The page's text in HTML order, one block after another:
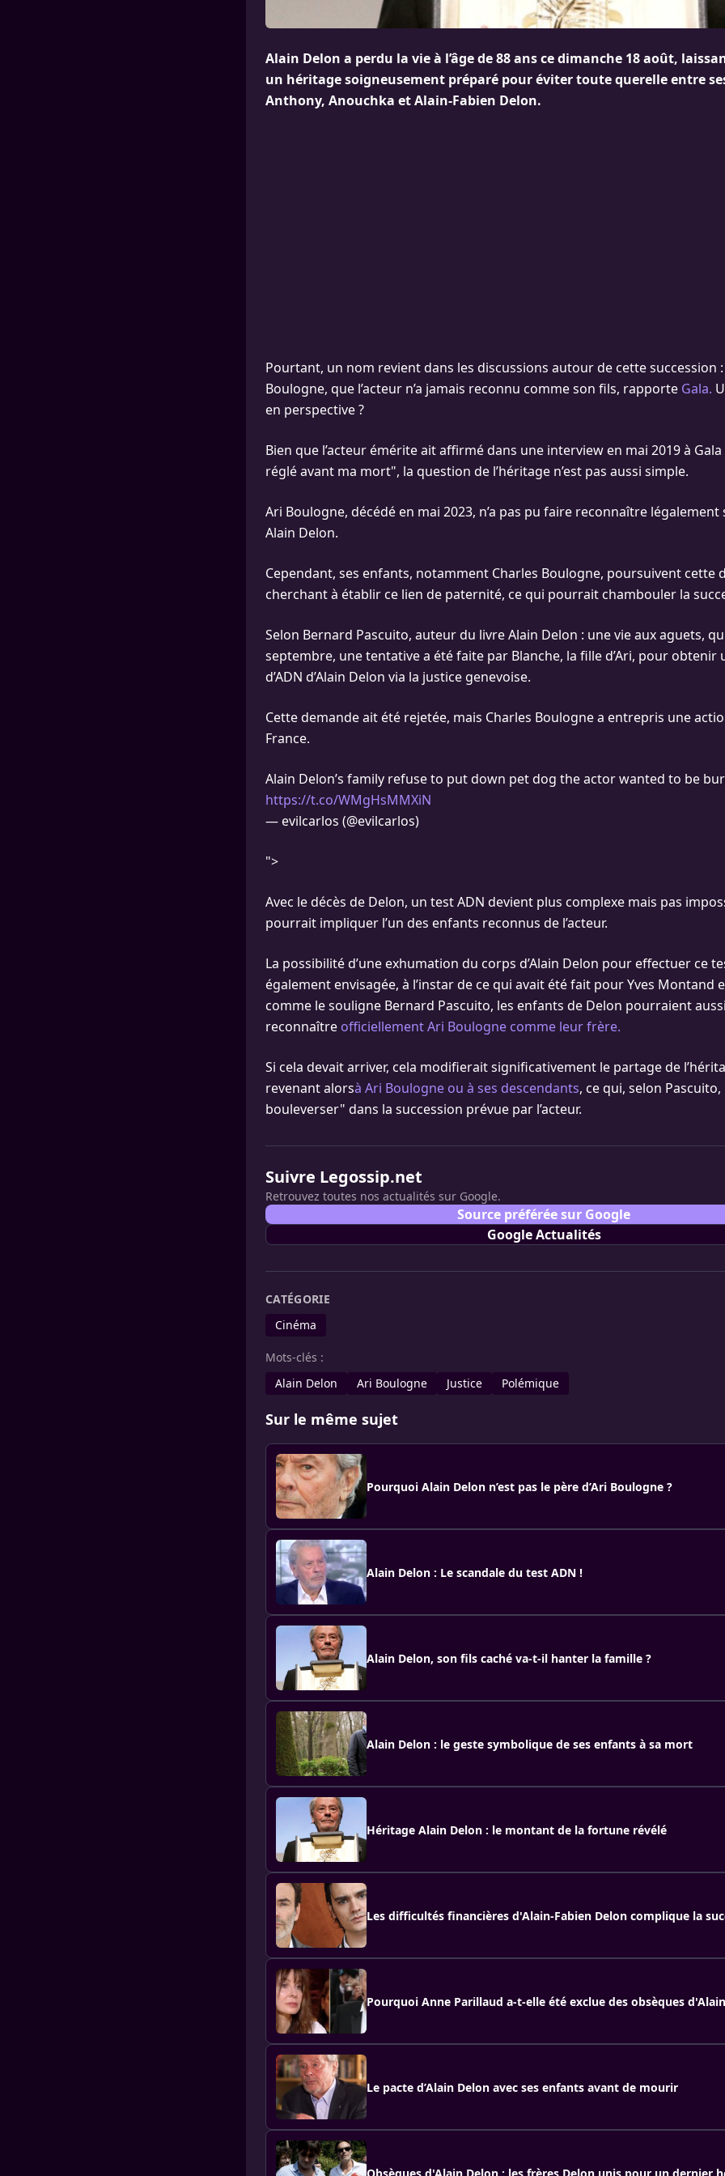
Alain Delon a perdu la vie à l’âge de 88 ans ce dimanche 18 août,
un héritage soigneusement préparé pour éviter toute querelle entre
Anthony, Anouchka et Alain-Fabien Delon.
Pourtant, un nom revient dans les discussions autour de cette succession :
Boulogne, que l’acteur n’a jamais reconnu comme son fils, rapporte Gala.
en perspective ?
Bien que l’acteur émérite ait affirmé dans une interview en mai 2019 à
réglé avant ma mort", la question de l’héritage n’est pas aussi simple.
Ari Boulogne, décédé en mai 2023, n’a pas pu faire reconnaître légalement
Alain Delon.
Cependant, ses enfants, notamment Charles Boulogne, poursuivent cette
cherchant à établir ce lien de paternité, ce qui pourrait chambouler la
Selon Bernard Pascuito, auteur du livre Alain Delon : une vie aux aguets,
septembre, une tentative a été faite par Blanche, la fille d’Ari, pour obtenir
d’ADN d’Alain Delon via la justice genevoise.
Cette demande ait été rejetée, mais Charles Boulogne a entrepris une
France.
Alain Delon’s family refuse to put down pet dog the actor wanted to be
https://t.co/WMgHsMMXiN
— evilcarlos (@evilcarlos)
">
Avec le décès de Delon, un test ADN devient plus complexe mais pas
pourrait impliquer l’un des enfants reconnus de l’acteur.
La possibilité d’une exhumation du corps d’Alain Delon pour effectuer ce
également envisagée, à l’instar de ce qui avait été fait pour Yves Montand
comme le souligne Bernard Pascuito, les enfants de Delon pourraient
reconnaître officiellement Ari Boulogne comme leur frère.
Si cela devait arriver, cela modifierait significativement le partage de
revenant alorsà Ari Boulogne ou à ses descendants, ce qui, selon
bouleverser" dans la succession prévue par l’acteur.
Suivre Legossip.net
Retrouvez toutes nos actualités sur Google.
Source préférée sur Google
Google Actualités
CATÉGORIE
Cinéma
Mots-clés :
Alain Delon
Ari Boulogne Justice Polémique
Sur le même sujet
Pourquoi Alain Delon n’est pas le père d’Ari Boulogne ?
Alain Delon : Le scandale du test ADN !
Alain Delon, son fils caché va-t-il hanter la famille ?
Alain Delon : le geste symbolique de ses enfants à sa mort
Héritage Alain Delon : le montant de la fortune révélé
Les difficultés financières d'Alain-Fabien Delon complique la
Pourquoi Anne Parillaud a-t-elle été exclue des obsèques
Le pacte d’Alain Delon avec ses enfants avant de mourir
Obsèques d'Alain Delon : les frères Delon unis pour un dernier